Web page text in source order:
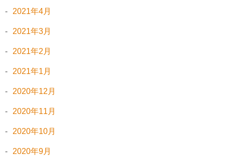
2021年4月
2021年3月
2021年2月
2021年1月
2020年12月
2020年11月
2020年10月
2020年9月